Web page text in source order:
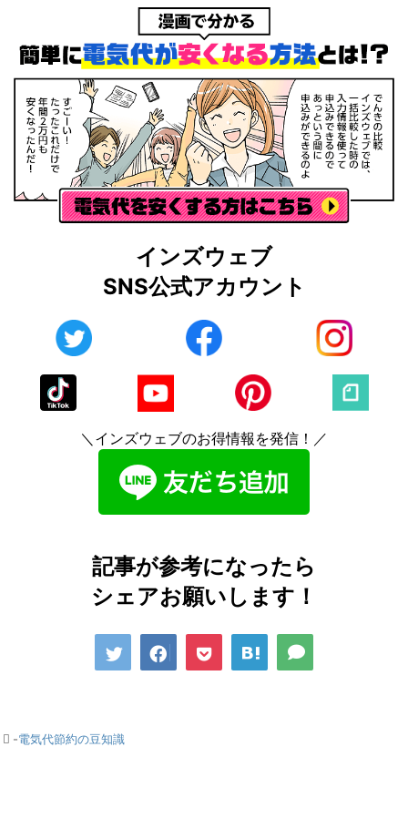
インズウェブ
SNS公式アカウント
＼インズウェブのお得情報を発信！／
記事が参考になったら
シェアお願いします！
-電気代節約の豆知識